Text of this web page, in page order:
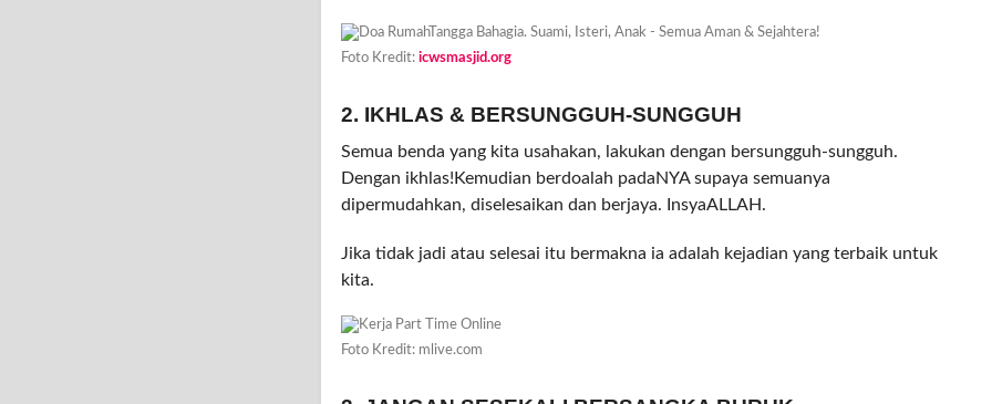
Foto Kredit: icwsmasjid.org
2. IKHLAS & BERSUNGGUH-SUNGGUH
Semua benda yang kita usahakan, lakukan dengan bersungguh-sungguh.
Dengan ikhlas!Kemudian berdoalah padaNYA supaya semuanya
dipermudahkan, diselesaikan dan berjaya. InsyaALLAH.
Jika tidak jadi atau selesai itu bermakna ia adalah kejadian yang terbaik untuk
kita.
Foto Kredit: mlive.com